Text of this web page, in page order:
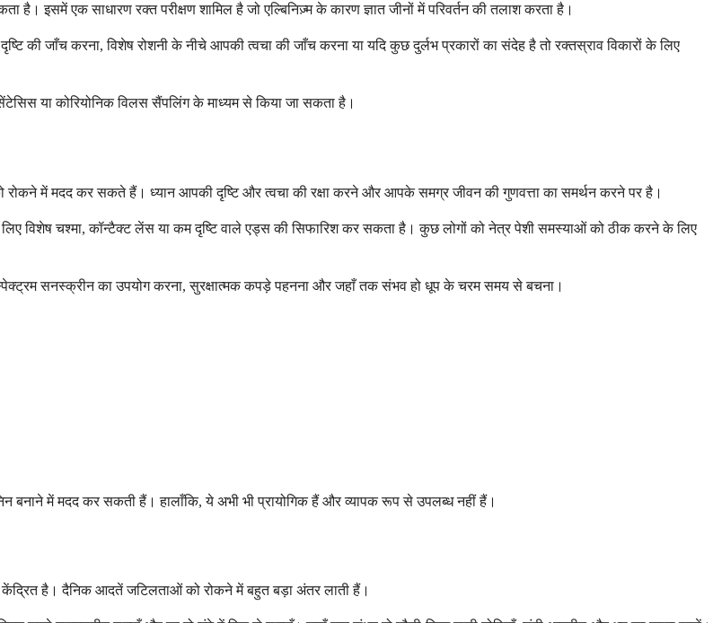
इसमें एक साधारण रक्त परीक्षण शामिल है जो एल्बिनिज़्म के कारण ज्ञात जीनों में परिवर्तन की तलाश करता है।
की जाँच करना, विशेष रोशनी के नीचे आपकी त्वचा की जाँच करना या यदि कुछ दुर्लभ प्रकारों का संदेह है तो रक्तस्राव विकारों के लिए
या कोरियोनिक विलस सैंपलिंग के माध्यम से किया जा सकता है।
रोकने में मदद कर सकते हैं। ध्यान आपकी दृष्टि और त्वचा की रक्षा करने और आपके समग्र जीवन की गुणवत्ता का समर्थन करने पर है।
विशेष चश्मा, कॉन्टैक्ट लेंस या कम दृष्टि वाले एड्स की सिफारिश कर सकता है। कुछ लोगों को नेत्र पेशी समस्याओं को ठीक करने के लिए
सनस्क्रीन का उपयोग करना, सुरक्षात्मक कपड़े पहनना और जहाँ तक संभव हो धूप के चरम समय से बचना।
बनाने में मदद कर सकती हैं। हालाँकि, ये अभी भी प्रायोगिक हैं और व्यापक रूप से उपलब्ध नहीं हैं।
केंद्रित है। दैनिक आदतें जटिलताओं को रोकने में बहुत बड़ा अंतर लाती हैं।